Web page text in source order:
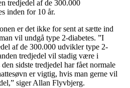
tredjedel af de 300.000
inden for 10 år.
er det ikke for sent at sætte ind
vil undgå type 2-diabetes. ”I
af de 300.000 udvikler type 2-
tredjedel vil stadig være i
sidste tredjedel har fået normale
er vigtig, hvis man gerne vil
siger Allan Flyvbjerg.